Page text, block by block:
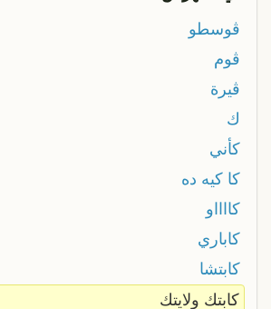
ڨوسطو
ڨوم
ڨيرة
ك
كأني
كا كيه ده
كااااو
كاباري
كابتشا
كابتك ولايتك